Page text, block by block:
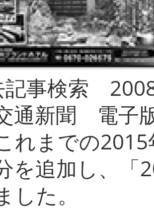
記事検索
通新聞 電子
れまでの
を追加し、「
まし